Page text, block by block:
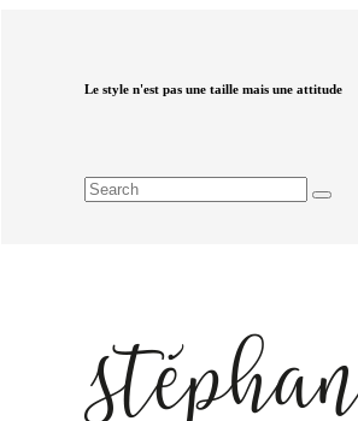
Le style n'est pas une taille mais une attitude